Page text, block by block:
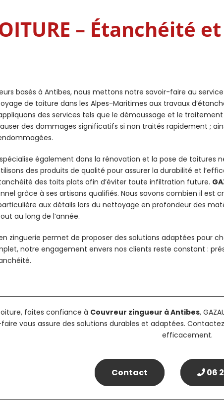
– Étanchéité
basés à Antibes, nous mettons notre savoir-faire au
de toiture dans les Alpes-Maritimes aux travaux
des services tels que le démoussage et le
des dommages significatifs si non traités rapidement ;
également dans la rénovation et la pose de toitures
des produits de qualité pour assurer la durabilité et
des toits plats afin d’éviter toute infiltration future.
grâce à ses artisans qualifiés. Nous savons combien il
aux détails lors du nettoyage en profondeur des
au long de l’année.
zinguerie permet de proposer des solutions adaptées pour
notre engagement envers nos clients reste constant :
faites confiance à Couvreur zingueur à Antibes,
vous assure des solutions durables et adaptées.
efficacement.
Contact 06